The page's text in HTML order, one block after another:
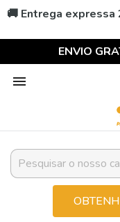
🚚 Entrega expressa
ENVIO
